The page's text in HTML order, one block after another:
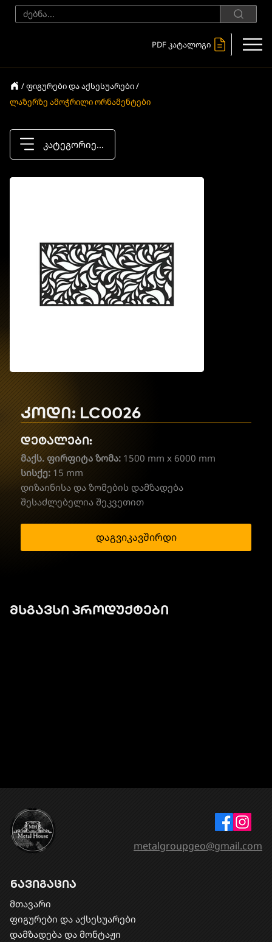
PDF კატალოგი
/ ფიგურები და აქსესუარები /
ლაზერზე ამოჭრილი ორნამენტები
კატეგორიები
კოდი: LC0026
დეტალები:
მაქს. ფირფიტა ზომა: 1500 mm x 6000 mm
სისქე: 15 mm
დიზაინისა და ზომების დამზადება
შესაძლებელია შეკვეთით
დაგვიკავშირდი
მსგავსი პროდუქტები
ნავიგაცია
მთავარი
ფიგურები და აქსესუარები
დამზადება და მონტაჟი
metalgroupgeo@gmail.com